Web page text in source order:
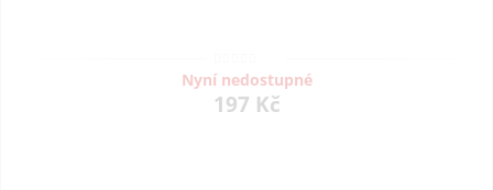
Nyní nedostupné
197 Kč